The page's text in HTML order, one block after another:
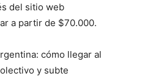
del sitio web
a partir de $70.000.
cómo llegar al
y subte